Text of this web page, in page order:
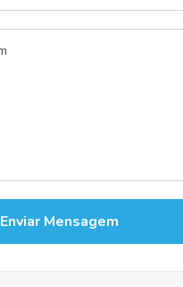
Enviar Mensagem